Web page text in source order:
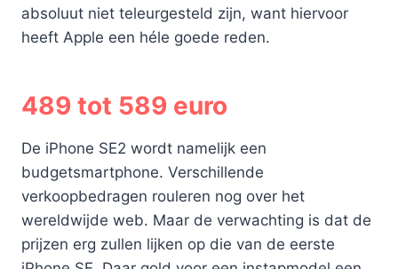
absoluut niet teleurgesteld zijn, want hiervoor
heeft Apple een héle goede reden.
489 tot 589 euro
De iPhone SE2 wordt namelijk een
budgetsmartphone. Verschillende
verkoopbedragen rouleren nog over het
wereldwijde web. Maar de verwachting is dat de
prijzen erg zullen lijken op die van de eerste